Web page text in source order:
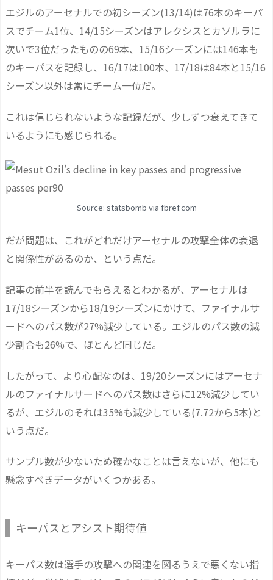
エジルのアーセナルでの初シーズン(13/14)は76本のキーパ
スでチーム1位、14/15シーズンはアレクシスとカソルラに
次いで3位だったものの69本、15/16シーズンには146本も
のキーパスを記録し、16/17は100本、17/18は84本と15/16
シーズン以外は常にチーム一位だ。
これは信じられないような記録だが、少しずつ衰えてきて
いるようにも感じられる。
Source: statsbomb via fbref.com
だが問題は、これがどれだけアーセナルの攻撃全体の衰退
と関係性があるのか、という点だ。
記事の前半を読んでもらえるとわかるが、アーセナルは
17/18シーズンから18/19シーズンにかけて、ファイナルサ
ードへのパス数が27%減少している。エジルのパス数の減
少割合も26%で、ほとんど同じだ。
したがって、より心配なのは、19/20シーズンにはアーセナ
ルのファイナルサードへのパス数はさらに12%減少してい
るが、エジルのそれは35%も減少している(7.72から5本)と
いう点だ。
サンプル数が少ないため確かなことは言えないが、他にも
懸念すべきデータがいくつかある。
キーパスとアシスト期待値
キーパス数は選手の攻撃への関連を図るうえで悪くない指